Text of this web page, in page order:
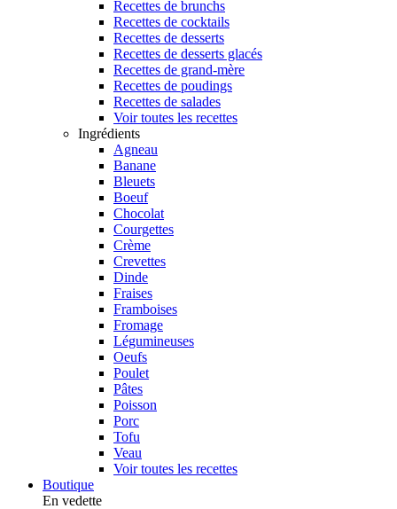
Recettes de brunchs
Recettes de cocktails
Recettes de desserts
Recettes de desserts glacés
Recettes de grand-mère
Recettes de poudings
Recettes de salades
Voir toutes les recettes
Ingrédients
Agneau
Banane
Bleuets
Boeuf
Chocolat
Courgettes
Crème
Crevettes
Dinde
Fraises
Framboises
Fromage
Légumineuses
Oeufs
Poulet
Pâtes
Poisson
Porc
Tofu
Veau
Voir toutes les recettes
Boutique
En vedette